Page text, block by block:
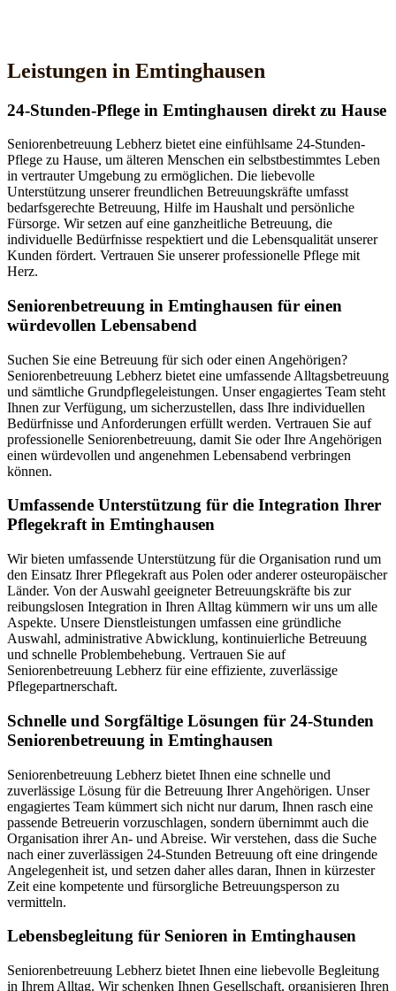
Leistungen in Emtinghausen
24-Stunden-Pflege in Emtinghausen direkt zu Hause
Seniorenbetreuung Lebherz bietet eine einfühlsame 24-Stunden-
Pflege zu Hause, um älteren Menschen ein selbstbestimmtes Leben
in vertrauter Umgebung zu ermöglichen. Die liebevolle
Unterstützung unserer freundlichen Betreuungskräfte umfasst
bedarfsgerechte Betreuung, Hilfe im Haushalt und persönliche
Fürsorge. Wir setzen auf eine ganzheitliche Betreuung, die
individuelle Bedürfnisse respektiert und die Lebensqualität unserer
Kunden fördert. Vertrauen Sie unserer professionelle Pflege mit
Herz.
Senioren­betreuung in Emtinghausen für einen
würdevollen Lebensabend
Suchen Sie eine Betreuung für sich oder einen Angehörigen?
Seniorenbetreuung Lebherz bietet eine umfassende Alltagsbetreuung
und sämtliche Grundpflegeleistungen. Unser engagiertes Team steht
Ihnen zur Verfügung, um sicherzustellen, dass Ihre individuellen
Bedürfnisse und Anforderungen erfüllt werden. Vertrauen Sie auf
professionelle Seniorenbetreuung, damit Sie oder Ihre Angehörigen
einen würdevollen und angenehmen Lebensabend verbringen
können.
Umfassende Unterstützung für die Integration Ihrer
Pflegekraft in Emtinghausen
Wir bieten umfassende Unterstützung für die Organisation rund um
den Einsatz Ihrer Pflegekraft aus Polen oder anderer osteuropäischer
Länder. Von der Auswahl geeigneter Betreuungskräfte bis zur
reibungslosen Integration in Ihren Alltag kümmern wir uns um alle
Aspekte. Unsere Dienstleistungen umfassen eine gründliche
Auswahl, administrative Abwicklung, kontinuierliche Betreuung
und schnelle Problembehebung. Vertrauen Sie auf
Seniorenbetreuung Lebherz für eine effiziente, zuverlässige
Pflegepartnerschaft.
Schnelle und Sorgfältige Lösungen für 24-Stunden
Seniorenbetreuung in Emtinghausen
Seniorenbetreuung Lebherz bietet Ihnen eine schnelle und
zuverlässige Lösung für die Betreuung Ihrer Angehörigen. Unser
engagiertes Team kümmert sich nicht nur darum, Ihnen rasch eine
passende Betreuerin vorzuschlagen, sondern übernimmt auch die
Organisation ihrer An- und Abreise. Wir verstehen, dass die Suche
nach einer zuverlässigen 24-Stunden Betreuung oft eine dringende
Angelegenheit ist, und setzen daher alles daran, Ihnen in kürzester
Zeit eine kompetente und fürsorgliche Betreuungsperson zu
vermitteln.
Lebensbegleitung für Senioren in Emtinghausen
Seniorenbetreuung Lebherz bietet Ihnen eine liebevolle Begleitung
in Ihrem Alltag. Wir schenken Ihnen Gesellschaft, organisieren Ihren